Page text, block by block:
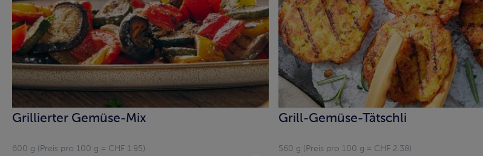
Grillierter Gemüse-Mix
600 g (Preis pro 100 g = CHF 1.95)
Grill-Gemüse-Tätschli
560 g (Preis pro 100 g = CHF 2.38)